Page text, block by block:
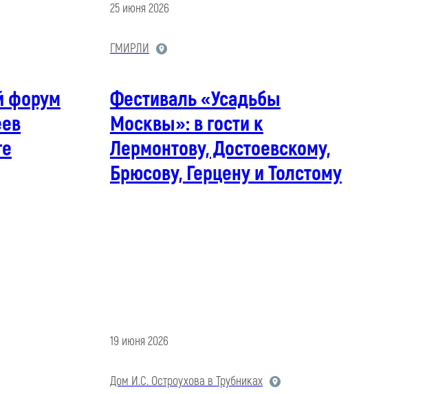
форум
25 июня 2026
ГМИРЛИ
Фестиваль «Усадьбы
Москвы»: в гости к
Лермонтову, Достоевскому,
Брюсову, Герцену и Толстому
19 июня 2026
Дом И.С. Остроухова в Трубниках